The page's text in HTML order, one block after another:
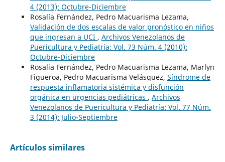
4 (2013): Octubre-Diciembre
Rosalía Fernández, Pedro Macuarisma Lezama,
Validación de dos escalas de valor pronóstico en niños
que ingresan a UCI , Archivos Venezolanos de
Puericultura y Pediatría: Vol. 73 Núm. 4 (2010):
Octubre-Diciembre
Rosalia Fernández, Pedro Macuarisma Lezama, Marlyn
Figueroa, Pedro Macuarisma Velásquez, Síndrome de
respuesta inflamatoria sistémica y disfunción
orgánica en urgencias pediátricas , Archivos
Venezolanos de Puericultura y Pediatría: Vol. 77 Núm.
3 (2014): Julio-Septiembre
Artículos similares